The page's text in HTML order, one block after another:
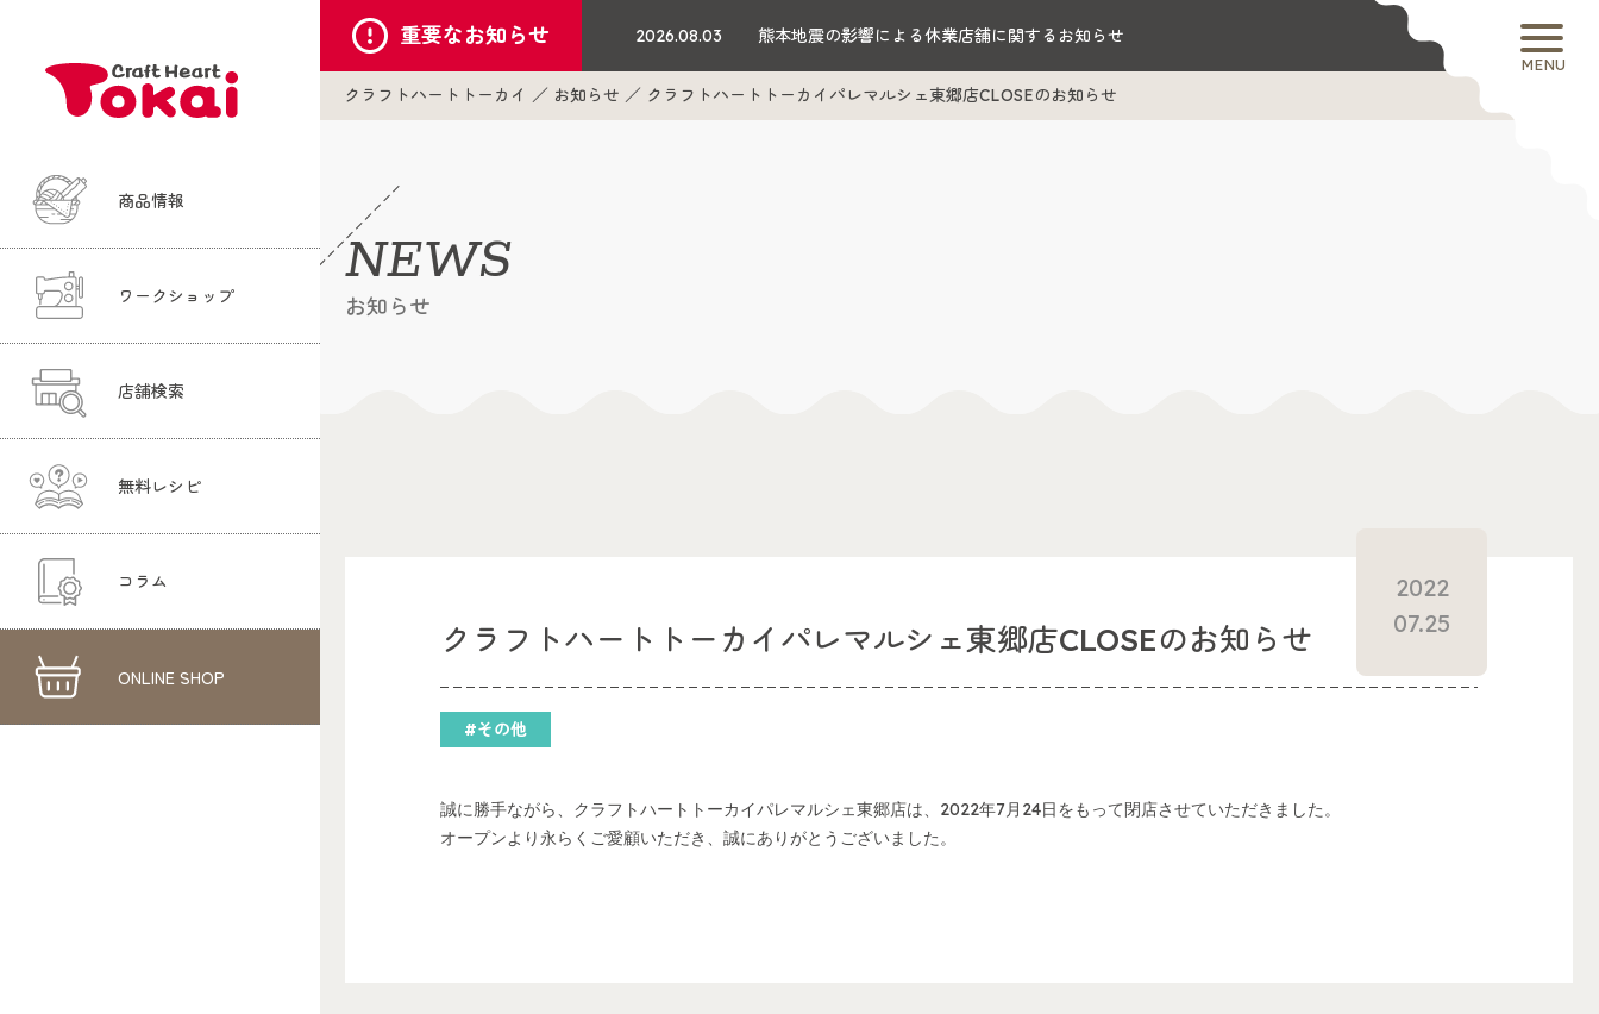
商品情報
ワークショップ
店舗検索
無料レシピ
コラム
ONLINE SHOP
MENU
重要なお知らせ 2026.08.03 熊本地震の影響による休業店舗に関するお知らせ
クラフトハートトーカイ お知らせ クラフトハートトーカイパレマルシェ東郷店CLOSEのお知らせ
NEWS
お知らせ
クラフトハートトーカイパレマルシェ東郷店CLOSEのお知らせ
#その他
2022
07.25
誠に勝手ながら、クラフトハートトーカイパレマルシェ東郷店は、2022年7月24日をもって閉店させていただきました。
オープンより永らくご愛顧いただき、誠にありがとうございました。